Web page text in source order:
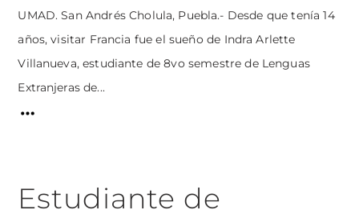
UMAD. San Andrés Cholula, Puebla.- Desde que tenía 14
años, visitar Francia fue el sueño de Indra Arlette
Villanueva, estudiante de 8vo semestre de Lenguas
Extranjeras de...
Estudiante de